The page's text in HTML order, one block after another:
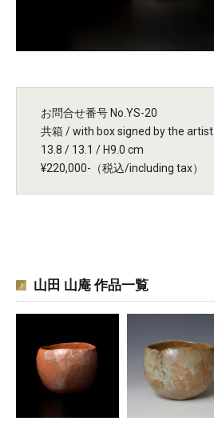
お問合せ番号 No.YS-20
共箱 / with box signed by the artist
13.8 / 13.1 / H9.0 cm
¥220,000-（税込/including tax）
山田 山庵 作品一覧